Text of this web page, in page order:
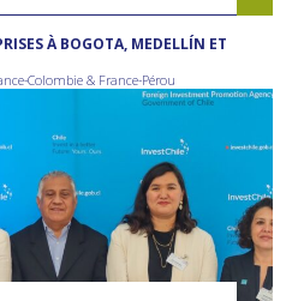
À BOGOTA, MEDELLÍN ET
Colombie & France-Pérou